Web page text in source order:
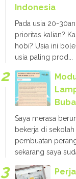
Indonesia
Pada usia 20-
prioritas kalian?
hobi? Usia ini
usia paling prod...
Saya merasa
bekerja di
pembuatan
sekarang saya